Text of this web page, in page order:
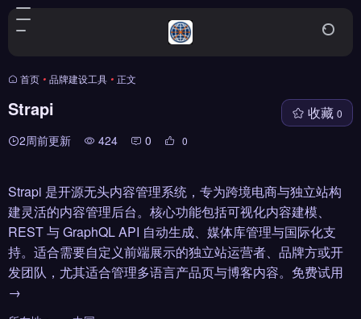
首页 • 品牌建设工具 • 正文
Strapi
2周前更新 424 0 0
收藏 0
Strapi 是开源无头内容管理系统，专为跨境电商与独立站构
建灵活的内容管理后台。核心功能包括可视化内容建模、
REST 与 GraphQL API 自动生成、媒体库管理与国际化支
持。适合需要自定义前端展示的独立站运营者、品牌方或开
发团队，尤其适合管理多语言产品页与博客内容。免费试用
→